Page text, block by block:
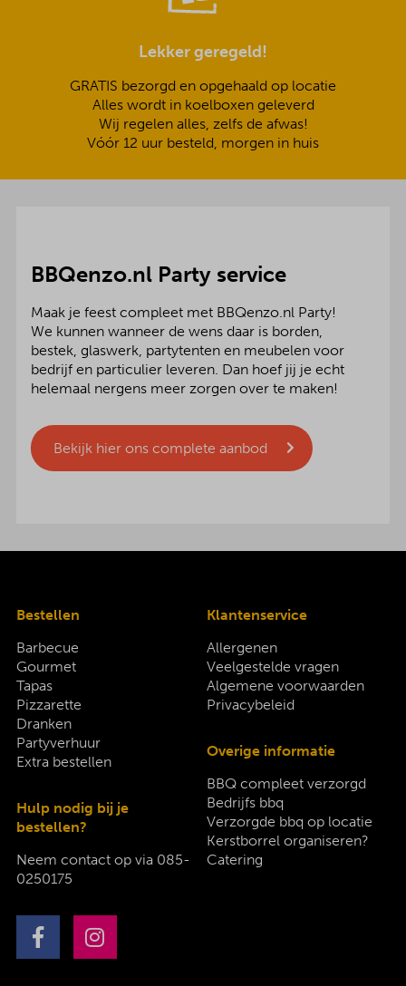
Lekker geregeld!
GRATIS bezorgd en opgehaald op locatie
Alles wordt in koelboxen geleverd
Wij regelen alles, zelfs de afwas!
Vóór 12 uur besteld, morgen in huis
BBQenzo.nl Party service
Maak je feest compleet met BBQenzo.nl Party!
We kunnen wanneer de wens daar is borden,
bestek, glaswerk, partytenten en meubelen voor
bedrijf en particulier leveren. Dan hoef jij je echt
helemaal nergens meer zorgen over te maken!
Bekijk hier ons complete aanbod
Bestellen
Barbecue
Gourmet
Tapas
Pizzarette
Dranken
Partyverhuur
Extra bestellen
Hulp nodig bij je
bestellen?
Neem contact op via 085-
0250175
Klantenservice
Allergenen
Veelgestelde vragen
Algemene voorwaarden
Privacybeleid
Overige informatie
BBQ compleet verzorgd
Bedrijfs bbq
Verzorgde bbq op locatie
Kerstborrel organiseren?
Catering